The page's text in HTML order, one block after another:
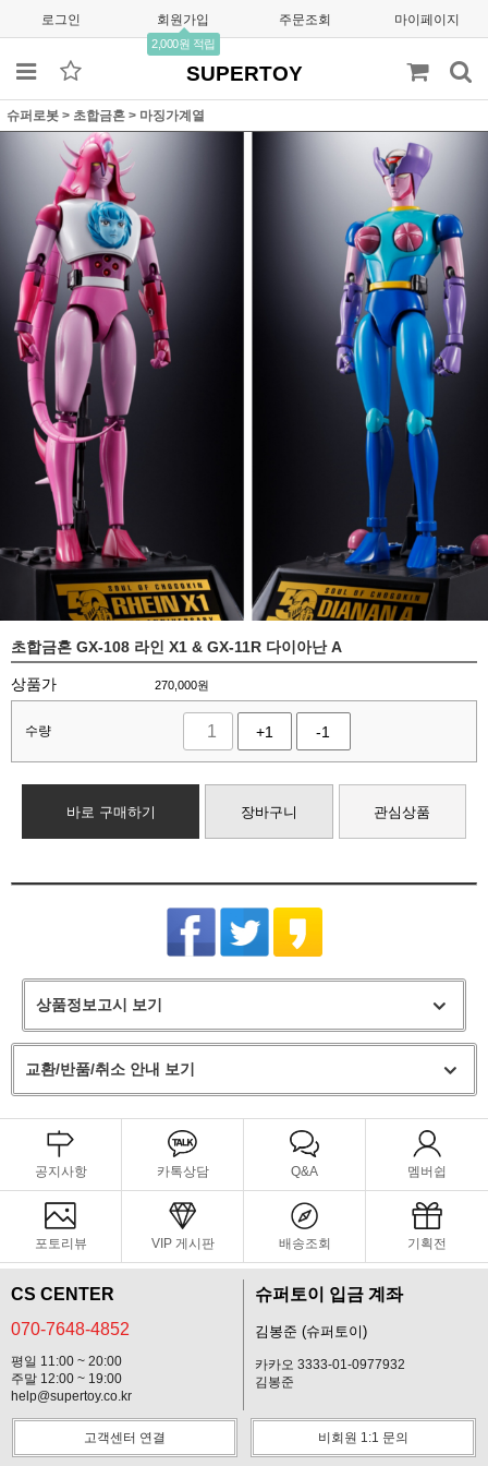
로그인 회원가입
2,000원 적립
주문조회 마이페이지
SUPERTOY
슈퍼로봇 > 초합금혼 > 마징가계열
초합금혼 GX-108 라인 X1 & GX-11R 다이아난 A
상품가 270,000원
수량 +1 -1
바로 구매하기 장바구니 관심상품
상품정보고시 보기
교환/반품/취소 안내 보기
공지사항 카톡상담 Q&A 멤버쉽
포토리뷰 VIP 게시판 배송조회 기획전
CS CENTER
070-7648-4852
평일 11:00 ~ 20:00
주말 12:00 ~ 19:00
help@supertoy.co.kr
슈퍼토이 입금 계좌
김봉준 (슈퍼토이)
카카오 3333-01-0977932
김봉준
고객센터 연결 비회원 1:1 문의